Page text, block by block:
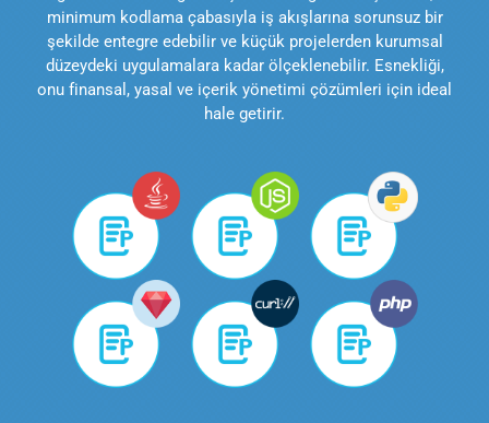
minimum kodlama çabasıyla iş akışlarına sorunsuz bir
şekilde entegre edebilir ve küçük projelerden kurumsal
düzeydeki uygulamalara kadar ölçeklenebilir. Esnekliği,
onu finansal, yasal ve içerik yönetimi çözümleri için ideal
hale getirir.